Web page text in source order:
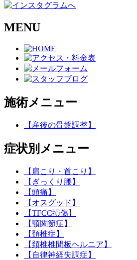
MENU
施術メニュー
【産後の骨盤調整】
症状別メニュー
【肩こり・首こり】
【ぎっくり腰】
【頭痛】
【オスグッド】
【TFCC損傷】
【顎関節症】
【頚椎症】
【頚椎椎間板ヘルニア】
【自律神経失調症】